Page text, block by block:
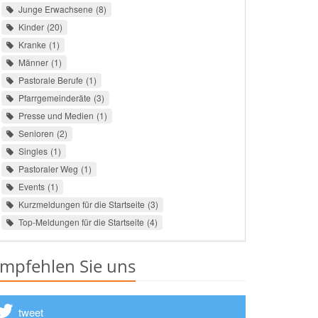
Junge Erwachsene 8
Kinder 20
Kranke 1
Männer 1
Pastorale Berufe 1
Pfarrgemeinderäte 3
Presse und Medien 1
Senioren 2
Singles 1
Pastoraler Weg 1
Events 1
Kurzmeldungen für die Startseite 3
Top-Meldungen für die Startseite 4
Sie uns
tweet